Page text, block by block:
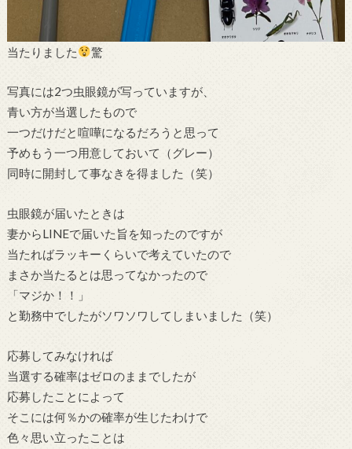
当たりました 驚
写真には2つ虫眼鏡が写っていますが、
青い方が当選したもので
一つだけだと喧嘩になるだろうと思って
予めもう一つ用意しておいて（グレー）
同時に開封して事なきを得ました（笑）
虫眼鏡が届いたときは
妻からLINEで届いた旨を知ったのですが
当たればラッキーくらいで考えていたので
まさか当たるとは思ってなかったので
「マジか！！」
と勤務中でしたがソワソワしてしまいました（笑）
応募してみなければ
当選する確率はゼロのままでしたが
応募したことによって
そこには何％かの確率が生じたわけで
色々思い立ったことは